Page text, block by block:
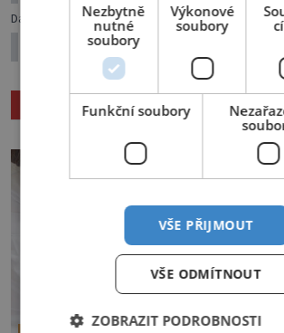
Další článek
Čisté tlapky půlka zdraví
Související články
Nezbytně
nutné
soubory
Výkonové
soubory
Funkční soubory
VŠE PŘIJMOUT
VŠE ODMÍTNOUT
ZOBRAZIT PODROBNOSTI